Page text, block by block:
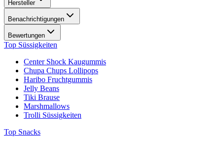
Hersteller
Benachrichtigungen
Bewertungen
Top Süssigkeiten
Center Shock Kaugummis
Chupa Chups Lollipops
Haribo Fruchtgummis
Jelly Beans
Tiki Brause
Marshmallows
Trolli Süssigkeiten
Top Snacks